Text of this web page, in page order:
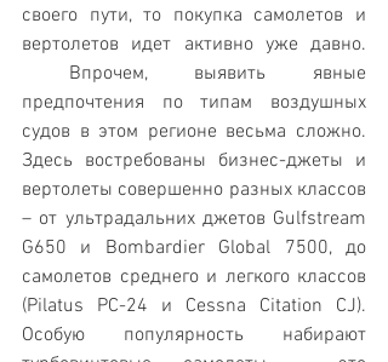
своего пути, то покупка самолетов и
вертолетов идет активно уже давно.
Впрочем, выявить явные
предпочтения по типам воздушных
судов в этом регионе весьма сложно.
Здесь востребованы бизнес-джеты и
вертолеты совершенно разных классов
– от ультрадальних джетов Gulfstream
G650 и Bombardier Global 7500, до
самолетов среднего и легкого классов
(Pilatus PC-24 и Cessna Citation CJ).
Особую популярность набирают